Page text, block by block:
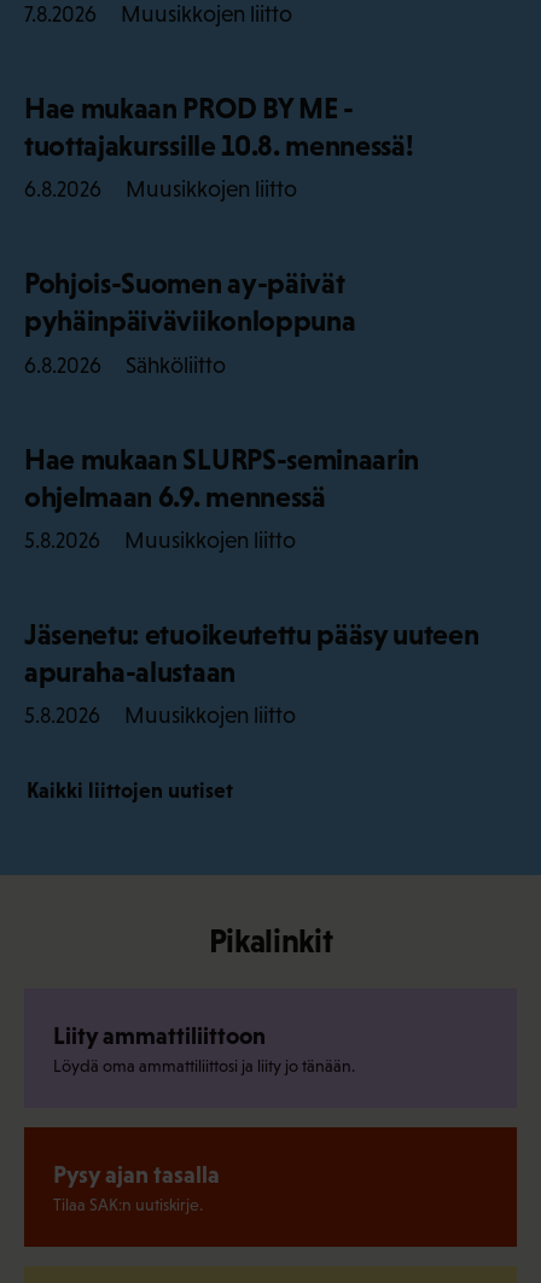
7.8.2026 Muusikkojen liitto
Hae mukaan PROD BY ME -
tuottajakurssille 10.8. mennessä!
6.8.2026 Muusikkojen liitto
Pohjois-Suomen ay-päivät
pyhäinpäiväviikonloppuna
6.8.2026 Sähköliitto
Hae mukaan SLURPS-seminaarin
ohjelmaan 6.9. mennessä
5.8.2026 Muusikkojen liitto
Jäsenetu: etuoikeutettu pääsy uuteen
apuraha-alustaan
5.8.2026 Muusikkojen liitto
Kaikki liittojen uutiset
Pikalinkit
Liity ammattiliittoon
Löydä oma ammattiliittosi ja liity jo tänään.
Pysy ajan tasalla
Tilaa SAK:n uutiskirje.